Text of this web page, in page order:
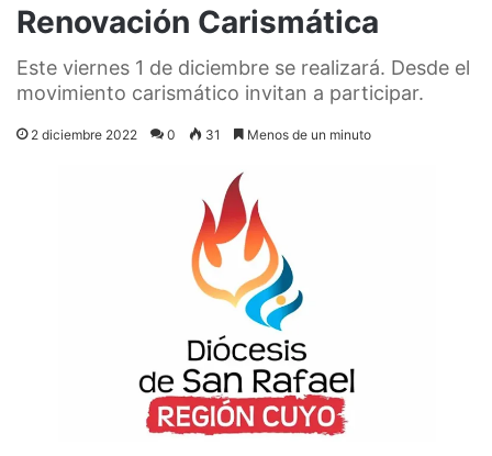
Renovación Carismática
Este viernes 1 de diciembre se realizará. Desde el
movimiento carismático invitan a participar.
2 diciembre 2022 0 31 Menos de un minuto